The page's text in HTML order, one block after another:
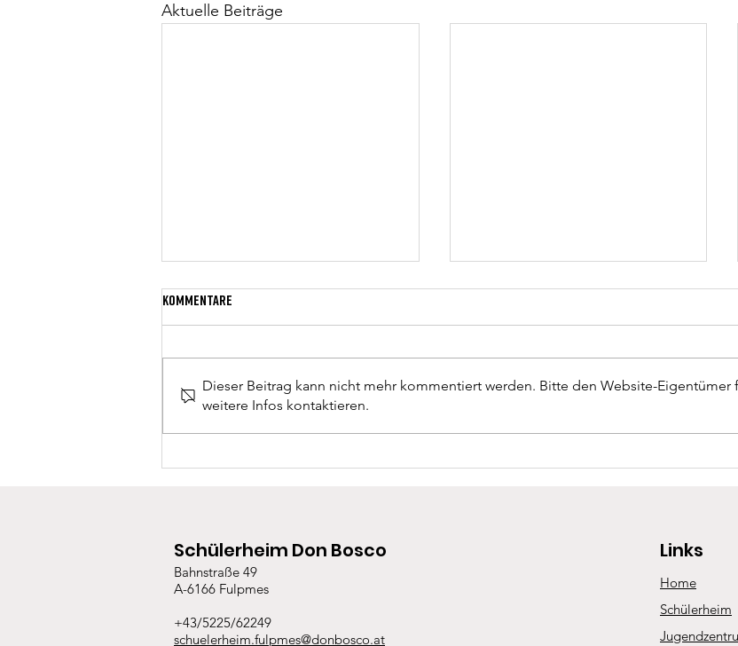
Aktuelle Beiträge
Lachende Kinder und viel
Bischofsmesse und Spielefest am
Kommentare
Dieser Beitrag kann nicht mehr kommentiert werden. Bitte den Website-Eigentümer
weitere Infos kontaktieren.
Schülerheim Don Bosco
Bahnstraße 49
A-6166 Fulpmes
+43/5225/62249
schuelerheim.fulpmes@donbosco.at
Links
Home
Schülerheim